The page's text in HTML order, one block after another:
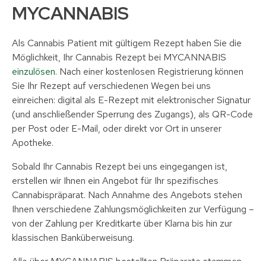
MYCANNABIS
Als Cannabis Patient mit gültigem Rezept haben Sie die
Möglichkeit, Ihr Cannabis Rezept bei MYCANNABIS
einzulösen. Nach einer kostenlosen Registrierung können
Sie Ihr Rezept auf verschiedenen Wegen bei uns
einreichen: digital als E-Rezept mit elektronischer Signatur
(und anschließender Sperrung des Zugangs), als QR-Code
per Post oder E-Mail, oder direkt vor Ort in unserer
Apotheke.
Sobald Ihr Cannabis Rezept bei uns eingegangen ist,
erstellen wir Ihnen ein Angebot für Ihr spezifisches
Cannabispräparat. Nach Annahme des Angebots stehen
Ihnen verschiedene Zahlungsmöglichkeiten zur Verfügung –
von der Zahlung per Kreditkarte über Klarna bis hin zur
klassischen Banküberweisung.